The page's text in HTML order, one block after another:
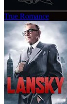
True Romance